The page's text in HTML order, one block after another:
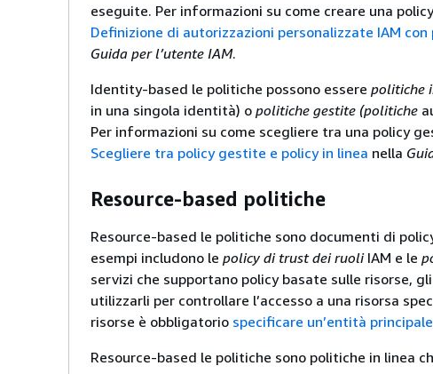
eseguite. Per informazioni su come creare una
Definizione di autorizzazioni personalizzate IAM
Guida per l’utente IAM.
Identity-based le politiche possono essere politiche
in una singola identità) o politiche gestite (politiche
Per informazioni su come scegliere tra una policy
Scegliere tra policy gestite e policy in linea nella
Resource-based politiche
Resource-based le politiche sono documenti di
esempi includono le policy di trust dei ruoliIAM e le
servizi che supportano policy basate sulle risorse,
utilizzarli per controllare l’accesso a una risorsa
risorse è obbligatorio specificare un’entità principale
Resource-based le politiche sono politiche in linea